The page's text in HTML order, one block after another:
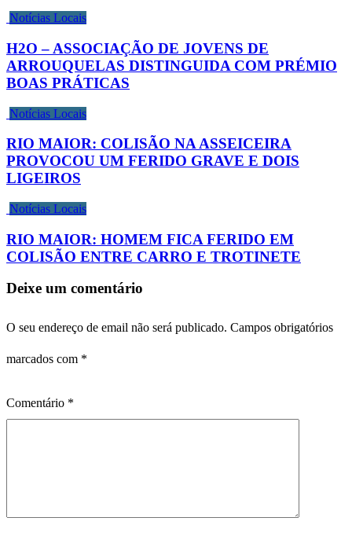
Notícias Locais
H2O – ASSOCIAÇÃO DE JOVENS DE
ARROUQUELAS DISTINGUIDA COM PRÉMIO
BOAS PRÁTICAS
Notícias Locais
RIO MAIOR: COLISÃO NA ASSEICEIRA
PROVOCOU UM FERIDO GRAVE E DOIS
LIGEIROS
Notícias Locais
RIO MAIOR: HOMEM FICA FERIDO EM
COLISÃO ENTRE CARRO E TROTINETE
Deixe um comentário
O seu endereço de email não será publicado. Campos obrigatórios
marcados com *
Comentário *